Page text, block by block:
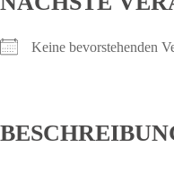
Keine bevorstehenden